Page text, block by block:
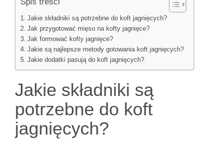
Jakie składniki są potrzebne do koft jagnięcych?
Jak przygotować mięso na kofty jagnięce?
Jak formować kofty jagnięce?
Jakie są najlepsze metody gotowania koft jagnięcych?
Jakie dodatki pasują do koft jagnięcych?
Jakie składniki są
potrzebne do koft
jagnięcych?